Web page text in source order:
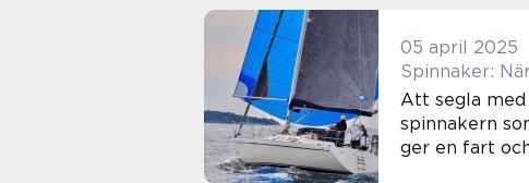
05 april 2025
Spinnaker:
Att segla med
spinnakern
ger en fart